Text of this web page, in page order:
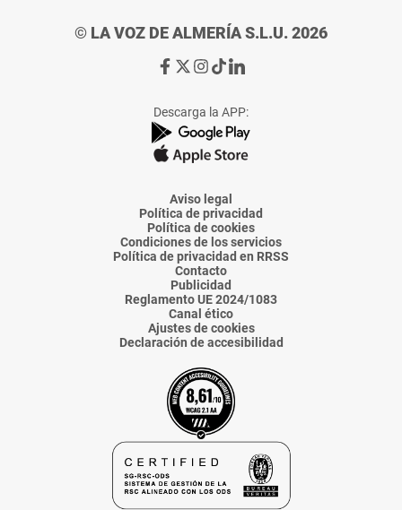
© LA VOZ DE ALMERÍA S.L.U. 2026
Ir
de
La
Voz
Almería
Ir
de
La
Voz
Almería
Ir
de
La
Voz
Almería
Ir
de
La
Voz
Almería
Ir
de
La
Voz
Descarga la APP:
Aviso legal
Política de privacidad
Política de cookies
Condiciones de los servicios
Política de privacidad en RRSS
Contacto
Publicidad
Reglamento UE 2024/1083
Canal ético
Ajustes de cookies
Declaración de accesibilidad